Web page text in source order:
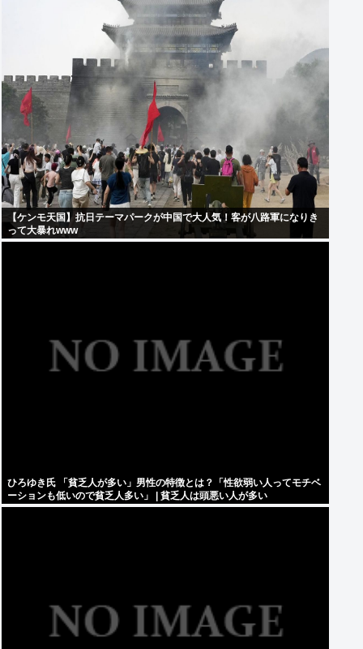
【ケンモ天国】抗日テーマパークが中国で大人気！客が八路軍になりき
って大暴れwww
ひろゆき氏 「貧乏人が多い」男性の特徴とは？「性欲弱い人ってモチベ
ーションも低いので貧乏人多い」 | 貧乏人は頭悪い人が多い